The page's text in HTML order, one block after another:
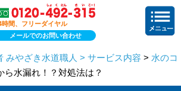
時間、フリーダイヤル
メールでのお問い合わせ
みやざき水道職人 > サービス内容 > 水のコ
ら水漏れ！？対処法は？